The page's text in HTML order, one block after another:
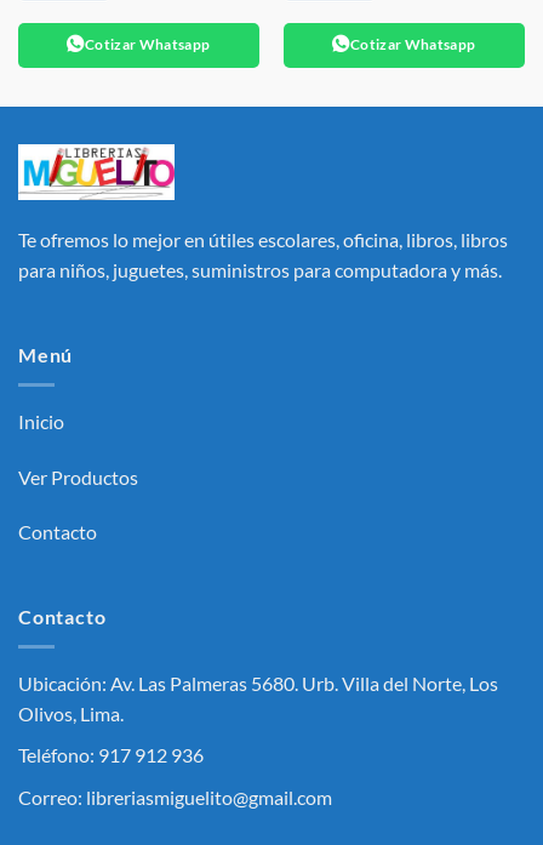
Cotizar Whatsapp Cotizar Whatsapp
Te ofremos lo mejor en útiles escolares, oficina, libros, libros
para niños, juguetes, suministros para computadora y más.
Menú
Inicio
Ver Productos
Contacto
Contacto
Ubicación: Av. Las Palmeras 5680. Urb. Villa del Norte, Los
Olivos, Lima.
Teléfono: 917 912 936
Correo: libreriasmiguelito@gmail.com